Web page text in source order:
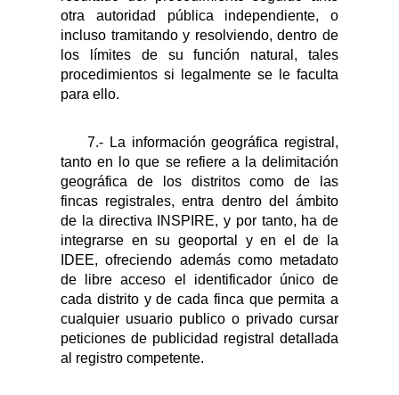
otra autoridad pública independiente, o
incluso tramitando y resolviendo, dentro de
los límites de su función natural, tales
procedimientos si legalmente se le faculta
para ello.
7.- La información geográfica registral,
tanto en lo que se refiere a la delimitación
geográfica de los distritos como de las
fincas registrales, entra dentro del ámbito
de la directiva INSPIRE, y por tanto, ha de
integrarse en su geoportal y en el de la
IDEE, ofreciendo además como metadato
de libre acceso el identificador único de
cada distrito y de cada finca que permita a
cualquier usuario publico o privado cursar
peticiones de publicidad registral detallada
al registro competente.